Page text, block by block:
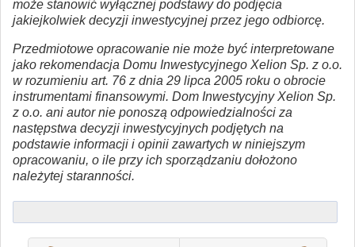
może stanowić wyłącznej podstawy do podjęcia
jakiejkolwiek decyzji inwestycyjnej przez jego odbiorcę.
Przedmiotowe opracowanie nie może być interpretowane
jako rekomendacja Domu Inwestycyjnego Xelion Sp. z o.o.
w rozumieniu art. 76 z dnia 29 lipca 2005 roku o obrocie
instrumentami finansowymi. Dom Inwestycyjny Xelion Sp.
z o.o. ani autor nie ponoszą odpowiedzialności za
następstwa decyzji inwestycyjnych podjętych na
podstawie informacji i opinii zawartych w niniejszym
opracowaniu, o ile przy ich sporządzaniu dołożono
należytej staranności.